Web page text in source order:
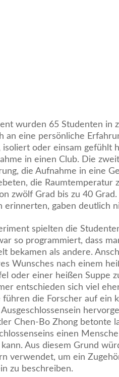
wurden 65 Studenten in
an eine persönliche
isoliert oder einsam gefühlt
in einen Club. Die
die Aufnahme in eine
die Raumtemperatur
zwölf Grad bis zu 40
erinnerten, gaben deutlich
spielten die
so programmiert, dass
bekamen als andere.
Wunsches nach einem
oder einer heißen Suppe
entschieden sich viel
führen die Forscher auf ein
Chen-Bo Zhong betonte
einen
Aus diesem Grund
verwendet, um ein
zu beschreiben.